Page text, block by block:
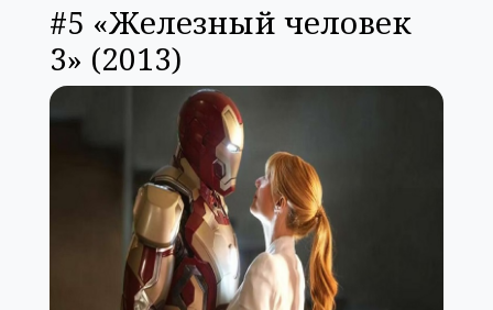
#5 «Железный человек
3» (2013)